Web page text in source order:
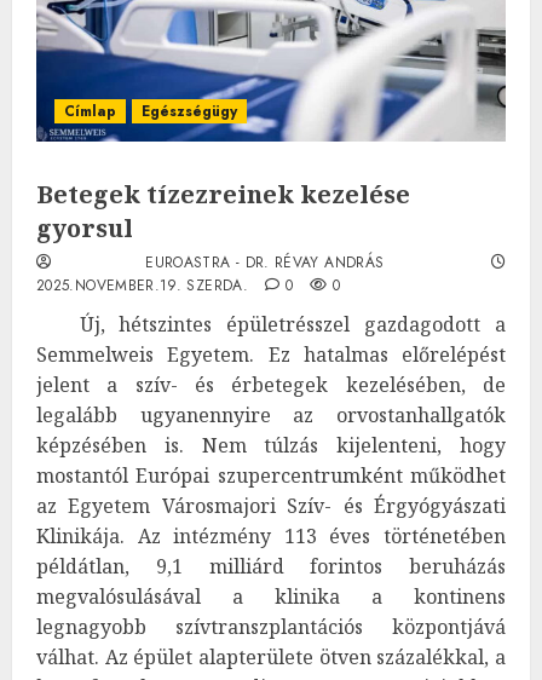
Címlap Egészségügy
Betegek tízezreinek kezelése
gyorsul
EUROASTRA - DR. RÉVAY ANDRÁS
2025.NOVEMBER.19. SZERDA.
0 0
Új, hétszintes épületrésszel gazdagodott a
Semmelweis Egyetem. Ez hatalmas előrelépést
jelent a szív- és érbetegek kezelésében, de
legalább ugyanennyire az orvostanhallgatók
képzésében is. Nem túlzás kijelenteni, hogy
mostantól Európai szupercentrumként működhet
az Egyetem Városmajori Szív- és Érgyógyászati
Klinikája. Az intézmény 113 éves történetében
példátlan, 9,1 milliárd forintos beruházás
megvalósulásával a klinika a kontinens
legnagyobb szívtranszplantációs központjává
válhat. Az épület alapterülete ötven százalékkal, a